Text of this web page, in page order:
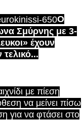
Ο
Σμύρνης με 3-
έχουν
με πίεση
να μείνει πίσω
για να φτάσει στο